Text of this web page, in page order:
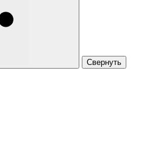
Свернуть